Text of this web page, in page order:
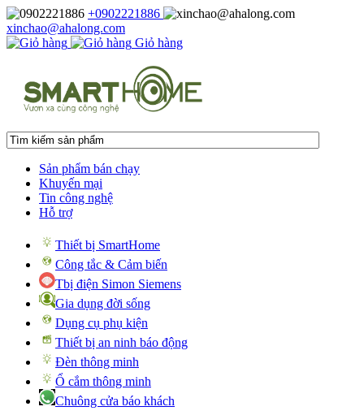
+0902221886
xinchao@ahalong.com
Giỏ hàng
Sản phẩm bán chạy
Khuyến mại
Tin công nghệ
Hỗ trợ
Thiết bị SmartHome
Công tắc & Cảm biến
Tbị điện Simon Siemens
Gia dụng đời sống
Dụng cụ phụ kiện
Thiết bị an ninh báo động
Đèn thông minh
Ổ cắm thông minh
Chuông cửa báo khách